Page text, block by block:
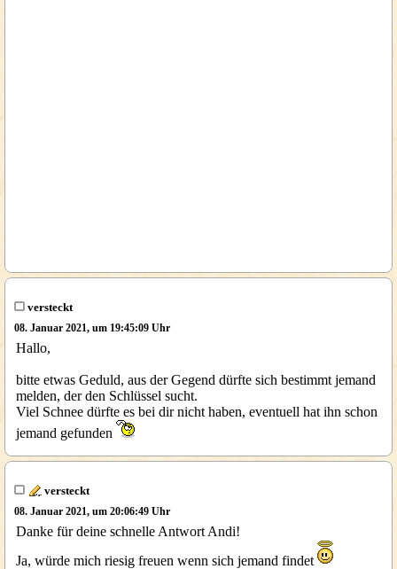
versteckt
08. Januar 2021, um 19:45:09 Uhr
Hallo,
bitte etwas Geduld, aus der Gegend dürfte sich bestimmt jemand
melden, der den Schlüssel sucht.
Viel Schnee dürfte es bei dir nicht haben, eventuell hat ihn schon
jemand gefunden
versteckt
08. Januar 2021, um 20:06:49 Uhr
Danke für deine schnelle Antwort Andi!
Ja, würde mich riesig freuen wenn sich jemand findet